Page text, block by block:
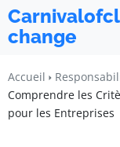
change
Accueil
Comprendre les
pour les Entreprises